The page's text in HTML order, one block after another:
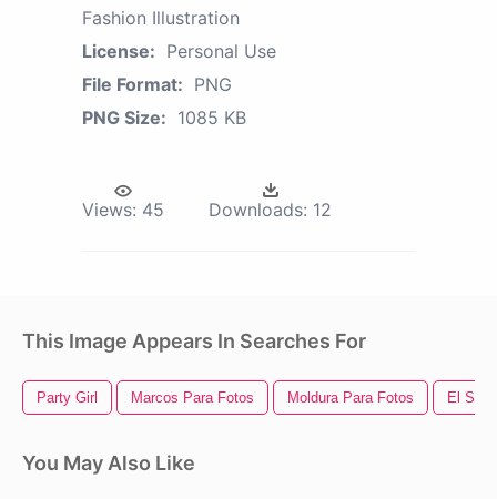
Fashion Illustration
License: Personal Use
File Format: PNG
PNG Size: 1085 KB
Views: 45 Downloads: 12
This Image Appears In Searches For
Party Girl Marcos Para Fotos Moldura Para Fotos El
You May Also Like